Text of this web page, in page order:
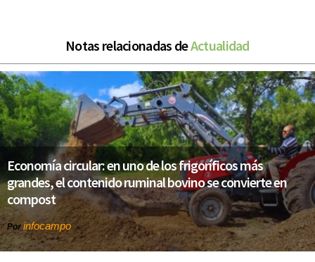
Notas relacionadas deActualidad
Economía circular: en uno de los frigoríficos más
grandes, el contenido ruminal bovino se convierte en
compost
Porinfocampo